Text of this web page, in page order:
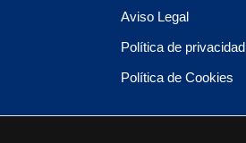
Aviso Legal
Política de privacidad
Política de Cookies